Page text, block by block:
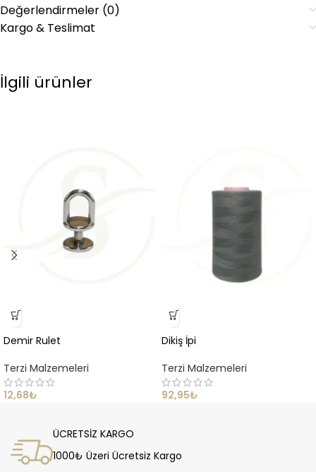
Değerlendirmeler (0)
Kargo & Teslimat
İlgili ürünler
Demir Rulet
Terzi Malzemeleri
12,68₺
Dikiş İpi
Terzi Malzemeleri
92,95₺
ÜCRETSİZ KARGO
1000₺ Üzeri Ücretsiz Kargo